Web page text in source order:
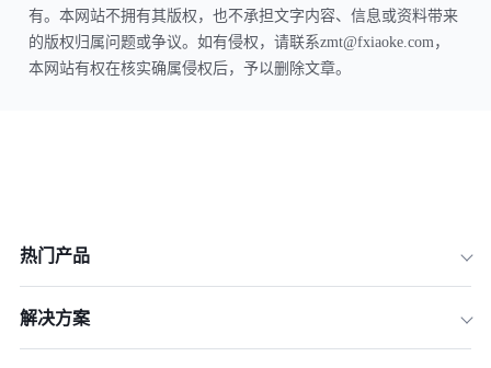
有。本网站不拥有其版权，也不承担文字内容、信息或资料带来
的版权归属问题或争议。如有侵权，请联系zmt@fxiaoke.com，
本网站有权在核实确属侵权后，予以删除文章。
热门产品
解决方案